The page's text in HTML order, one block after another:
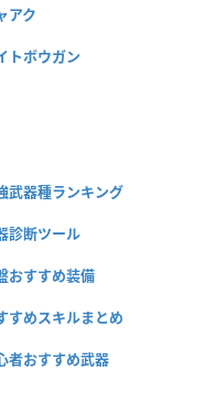
アク
トボウガン
武器種ランキング
診断ツール
おすすめ装備
すめスキルまとめ
者おすすめ武器